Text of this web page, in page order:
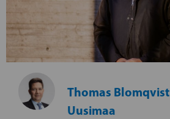
Thomas Blomqvist
Uusimaa